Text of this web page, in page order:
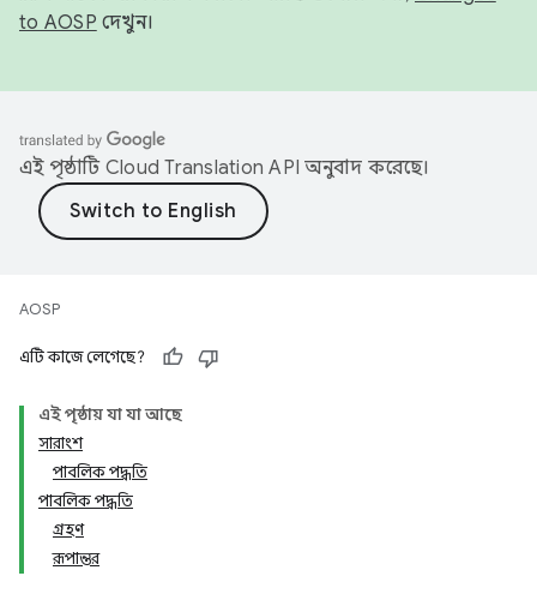
to AOSP দেখুন।
এই পৃষ্ঠাটি Cloud Translation API অনুবাদ করেছে।
AOSP
এটি কাজে লেগেছে?
এই পৃষ্ঠায় যা যা আছে
সারাংশ
পাবলিক পদ্ধতি
পাবলিক পদ্ধতি
গ্রহণ
রূপান্তর